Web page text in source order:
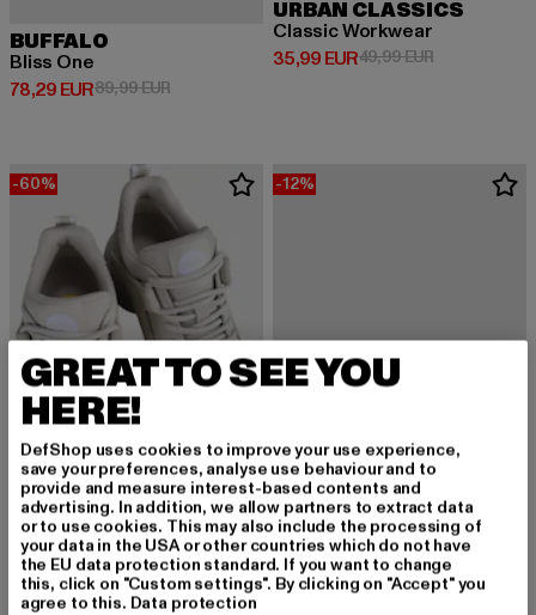
BUFFALO
Bliss One
78,29 EUR
Derzeitiger Preis: 78,29 EUR
89,99 EURAktionspreis: 89,99 EUR
URBAN CLASSICS
Classic Workwear
35,99 EUR
Derzeitiger Preis: 35,99 EUR
49,99 EURAktionspreis:
-60%
BUFFALO
Cld Corin Vegan Nubuck
48,00 EUR
Derzeitiger Preis: 48,00 EUR
119,99 EURAktionspreis: 119,99 EUR
-12%
BUFFALO
RAYA ARI GLAM
66,87 EUR
Derzeitiger Preis: 66,87 EUR
75,99 EURAktionspreis:
GREAT TO SEE YOU
HERE!
DefShop uses cookies to improve your use experience,
save your preferences, analyse use behaviour and to
provide and measure interest-based contents and
advertising. In addition, we allow partners to extract data
or to use cookies. This may also include the processing of
your data in the USA or other countries which do not have
the EU data protection standard. If you want to change
this, click on "Custom settings". By clicking on "Accept" you
agree to this. Data protection